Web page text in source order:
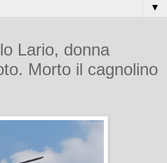
▼
Lario, donna
Morto il cagnolino